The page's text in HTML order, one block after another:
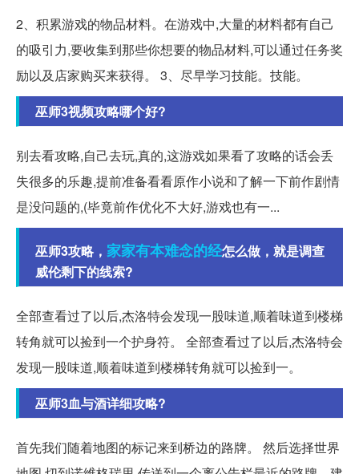
2、积累游戏的物品材料。在游戏中,大量的材料都有自己
的吸引力,要收集到那些你想要的物品材料,可以通过任务奖
励以及店家购买来获得。 3、尽早学习技能。技能。
巫师3视频攻略哪个好?
别去看攻略,自己去玩,真的,这游戏如果看了攻略的话会丢
失很多的乐趣,提前准备看看原作小说和了解一下前作剧情
是没问题的,(毕竟前作优化不大好,游戏也有一...
巫师3攻略， 家家有本难念的经怎么做，就是调查
威伦剩下的线索?
全部查看过了以后,杰洛特会发现一股味道,顺着味道到楼梯
转角就可以捡到一个护身符。 全部查看过了以后,杰洛特会
发现一股味道,顺着味道到楼梯转角就可以捡到一。
巫师3血与酒详细攻略?
首先我们随着地图的标记来到桥边的路牌。 然后选择世界